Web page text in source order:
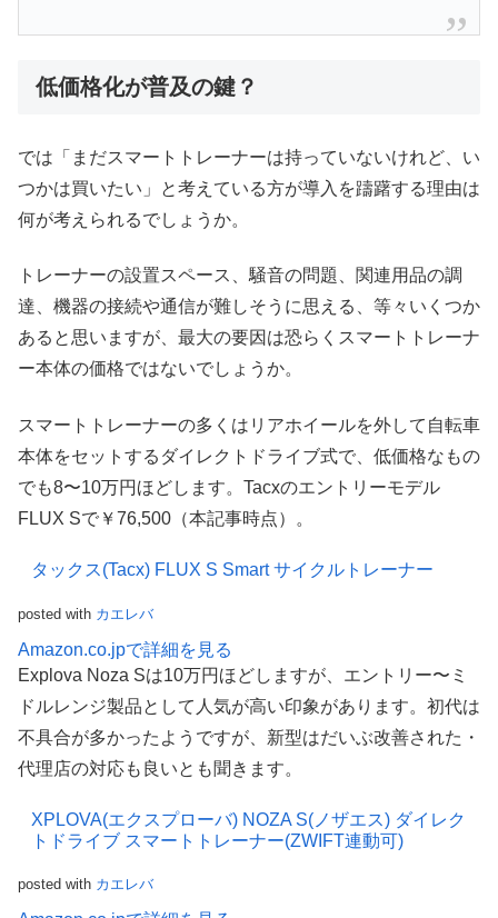
低価格化が普及の鍵？
では「まだスマートトレーナーは持っていないけれど、い
つかは買いたい」と考えている方が導入を躊躇する理由は
何が考えられるでしょうか。
トレーナーの設置スペース、騒音の問題、関連用品の調
達、機器の接続や通信が難しそうに思える、等々いくつか
あると思いますが、最大の要因は恐らくスマートトレーナ
ー本体の価格ではないでしょうか。
スマートトレーナーの多くはリアホイールを外して自転車
本体をセットするダイレクトドライブ式で、低価格なもの
でも8〜10万円ほどします。Tacxのエントリーモデル
FLUX Sで￥76,500（本記事時点）。
タックス(Tacx) FLUX S Smart サイクルトレーナー
posted with カエレバ
Amazon.co.jpで詳細を見る
Explova Noza Sは10万円ほどしますが、エントリー〜ミ
ドルレンジ製品として人気が高い印象があります。初代は
不具合が多かったようですが、新型はだいぶ改善された・
代理店の対応も良いとも聞きます。
XPLOVA(エクスプローバ) NOZA S(ノザエス) ダイレク
トドライブ スマートトレーナー(ZWIFT連動可)
posted with カエレバ